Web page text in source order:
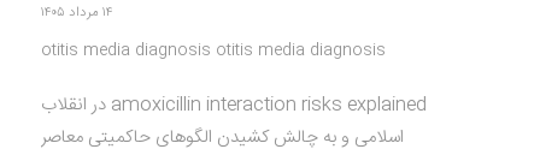
۱۴ مرداد ۱۴۰۵
otitis media diagnosis otitis media diagnosis
amoxicillin interaction risks explained درانقلاب
اسلامی و به چالش کشیدن الگوهای حاکمیتی معاصر